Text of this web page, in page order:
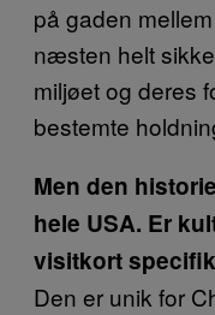
på gaden
næsten helt
miljøet og deres
bestemte
Men den
hele USA. Er
visitkort
Den er unik for